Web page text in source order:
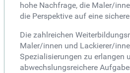
hohe Nachfrage, die Maler/
die Perspektive auf eine
Die zahlreichen
Maler/innen und Lackierer/
Spezialisierungen zu erlangen
abwechslungsreichere